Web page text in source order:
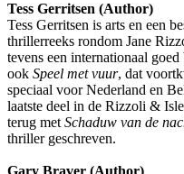
Tess Gerritsen (Author)
Tess Gerritsen is arts en een
thrillerreeks rondom Jane
tevens een internationaal
ook Speel met vuur, dat
speciaal voor Nederland en
laatste deel in de Rizzoli &
terug met Schaduw van de
thriller geschreven.